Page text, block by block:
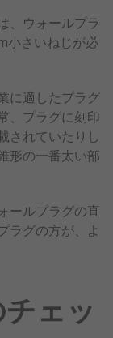
、ウォールプラ
小さいねじが必
に適したプラグ
、プラグに刻印
されていたりし
形の一番太い部
ールプラグの直
ラグの方が、よ
ェッ